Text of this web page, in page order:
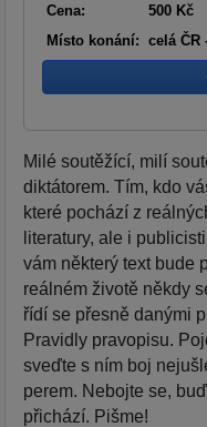
Milé soutěžící, milí
diktátorem. Tím, kdo
které pochází z
literatury, ale i
vám některý text bude
reálném životě někdy
řídí se přesně danými
Pravidly pravopisu.
sveďte s ním boj
perem. Nebojte se,
přichází. Pišme!
Cena:
500 Kč
Místo konání: celá ČR